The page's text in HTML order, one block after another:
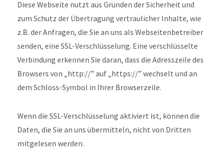
Diese Webseite nutzt aus Gründen der Sicherheit und
zum Schutz der Übertragung vertraulicher Inhalte, wie
z.B. der Anfragen, die Sie an uns als Webseitenbetreiber
senden, eine SSL-Verschlüsselung. Eine verschlüsselte
Verbindung erkennen Sie daran, dass die Adresszeile des
Browsers von „http://” auf „https://” wechselt und an
dem Schloss-Symbol in Ihrer Browserzeile.
Wenn die SSL-Verschlüsselung aktiviert ist, können die
Daten, die Sie an uns übermitteln, nicht von Dritten
mitgelesen werden.